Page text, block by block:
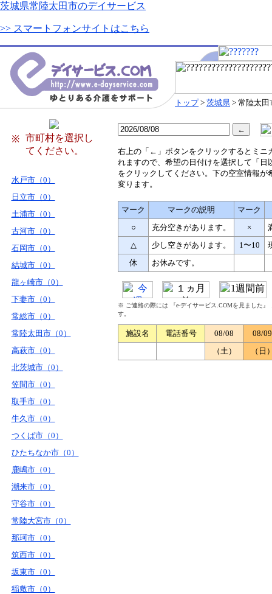
茨城県常陸太田市のデイサービス
>> スマートフォンサイトはこちら
トップ> 茨城県 > 常陸太田
※
市町村を選択し
てください。
水戸市（0）
日立市（0）
土浦市（0）
古河市（0）
石岡市（0）
結城市（0）
龍ヶ崎市（0）
下妻市（0）
常総市（0）
常陸太田市（0）
高萩市（0）
北茨城市（0）
笠間市（0）
取手市（0）
牛久市（0）
つくば市（0）
ひたちなか市（0）
鹿嶋市（0）
潮来市（0）
守谷市（0）
常陸大宮市（0）
那珂市（0）
筑西市（0）
坂東市（0）
稲敷市（0）
右上の「←」ボタンをクリックするとミニ
れますので、希望の日付けを選択して「日
をクリックしてください。下の空室情報が
変ります。
マーク マークの説明
マーク
○
充分空きがあります。 ×
△
少し空きがあります。 1〜10
休
お休みです。
※ ご連絡の際には 『e-デイサービス.COMを見ました
す。
施設名 電話番号 08/08
08/09
（土）
（日